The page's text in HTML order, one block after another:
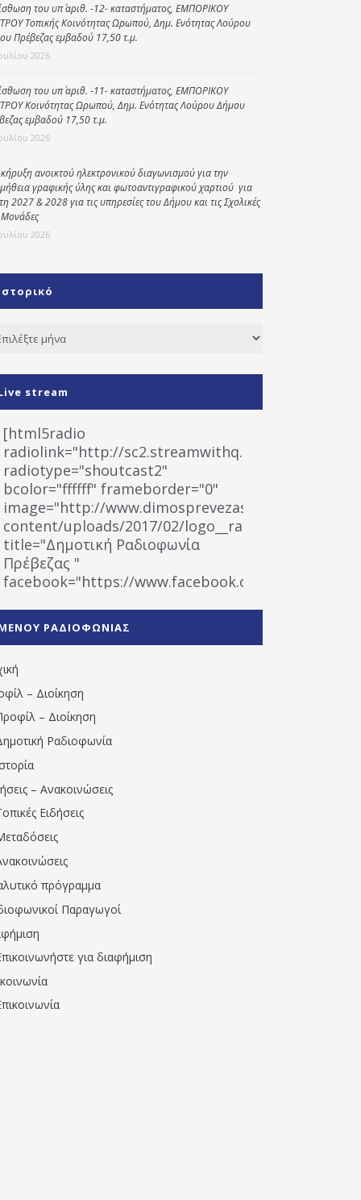
του υπ΄ αριθ. -12- καταστήματος, ΕΜΠΟΡΙΚΟΥ
Τοπικής Κοινότητας Ωρωπού, Δημ. Ενότητας Λούρου
Πρέβεζας εμβαδού 17,50 τ.μ.
2026
του υπ΄ αριθ. -11- καταστήματος, ΕΜΠΟΡΙΚΟΥ
Κοινότητας Ωρωπού, Δημ. Ενότητας Λούρου Δήμου
εμβαδού 17,50 τ.μ.
2026
ανοικτού ηλεκτρονικού διαγωνισμού για την
γραφικής ύλης και φωτοαντιγραφικού χαρτιού για
2027 & 2028 για τις υπηρεσίες του Δήμου και τις Σχολικές
2026
stream
[html5radio
radiolink="http://sc2.streamwithq.com:8028/
radiotype="shoutcast2"
bcolor="ffffff" frameborder="0"
image="http://www.dimosprevezas.gr/wp-
content/uploads/2017/02/logo__radiofonias.jpg"
title="Δημοτική Ραδιοφωνία
Πρέβεζας "
facebook="https://www.facebook.com/
1531194763766854/" artist="" ]
ΡΑΔΙΟΦΩΝΙΑΣ
– Διοίκηση
– Διοίκηση
Ραδιοφωνία
– Ανακοινώσεις
Ειδήσεις
πρόγραμμα
Παραγωγοί
για διαφήμιση